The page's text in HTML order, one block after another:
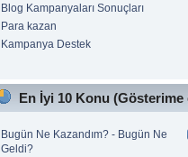
Blog Kampanyaları Sonuçları
Para kazan
Kampanya Destek
En İyi 10 Konu (Gösterime
Bugün Ne Kazandım? - Bugün Ne
Geldi?